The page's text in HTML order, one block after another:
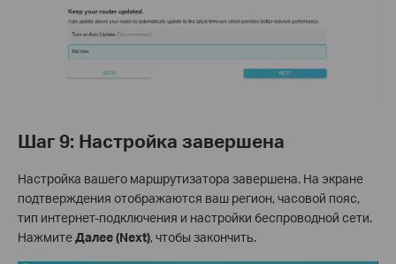
Шаг 9: Настройка завершена
Настройка вашего маршрутизатора завершена. На экране
подтверждения отображаются ваш регион, часовой пояс,
тип интернет-подключения и настройки беспроводной сети.
НажмитеДалее (Next), чтобы закончить.